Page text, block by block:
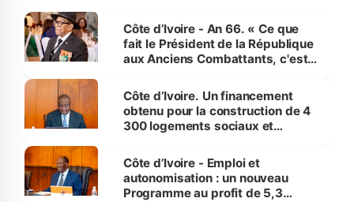
Côte d’Ivoire - An 66. « Ce que
fait le Président de la République
aux Anciens Combattants, c'est
Côte d’Ivoire. Un financement
obtenu pour la construction de 4
300 logements sociaux et
et Yamoussoukro
Côte d’Ivoire - Emploi et
autonomisation : un nouveau
Programme au profit de 5,3